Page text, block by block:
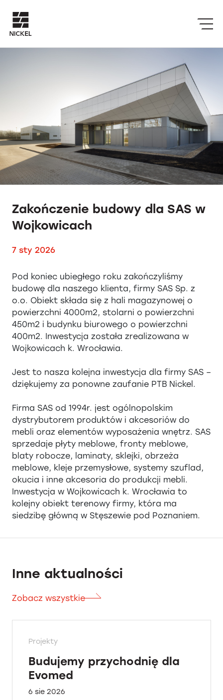
Zakończenie budowy dla SAS w
Wojkowicach
7 sty 2026
Pod koniec ubiegłego roku zakończyliśmy
budowę dla naszego klienta, firmy SAS Sp. z
o.o. Obiekt składa się z hali magazynowej o
powierzchni 4000m2, stolarni o powierzchni
450m2 i budynku biurowego o powierzchni
400m2. Inwestycja została zrealizowana w
Wojkowicach k. Wrocławia.
Jest to nasza kolejna inwestycja dla firmy SAS –
dziękujemy za ponowne zaufanie PTB Nickel.
Firma SAS od 1994r. jest ogólnopolskim
dystrybutorem produktów i akcesoriów do
mebli oraz elementów wyposażenia wnętrz. SAS
sprzedaje płyty meblowe, fronty meblowe,
blaty robocze, laminaty, sklejki, obrzeża
meblowe, kleje przemysłowe, systemy szuflad,
okucia i inne akcesoria do produkcji mebli.
Inwestycja w Wojkowicach k. Wrocławia to
kolejny obiekt terenowy firmy, która ma
siedzibę główną w Stęszewie pod Poznaniem.
Inne aktualności
Zobacz wszystkie
Projekty
Budujemy przychodnię dla
Evomed
6 sie 2026